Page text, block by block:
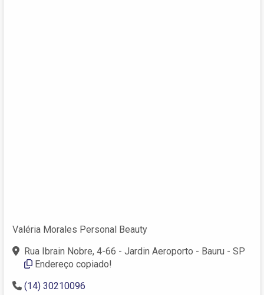
Valéria Morales Personal Beauty
Rua Ibrain Nobre, 4-66 - Jardin Aeroporto - Bauru - SP
Endereço copiado!
(14) 30210096